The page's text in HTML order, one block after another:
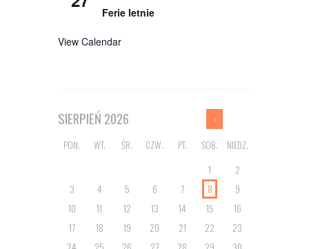
Ferie letnie
View Calendar
SIERPIEŃ 2026
PON. WT. ŚR. CZW. PT. SOB. NIEDZ.
1
2
3
4 5 6 7 8
9
10
11 12 13 14 15
16
17
18 19 20 21 22
23